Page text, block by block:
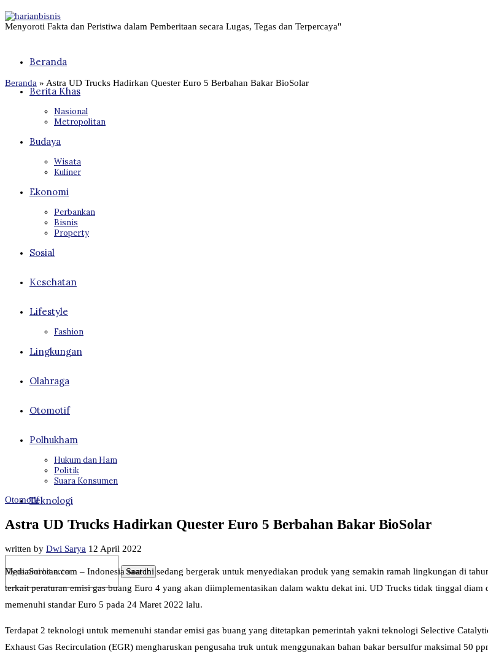
Menyoroti Fakta dan Peristiwa dalam Pemberitaan secara Lugas, Tegas dan Terpercaya"
Beranda
Berita Khas
Nasional
Metropolitan
Budaya
Wisata
Kuliner
Ekonomi
Perbankan
Bisnis
Property
Sosial
Kesehatan
Lifestyle
Fashion
Lingkungan
Olahraga
Otomotif
Polhukham
Hukum dan Ham
Politik
Suara Konsumen
Teknologi
Beranda » Astra UD Trucks Hadirkan Quester Euro 5 Berbahan Bakar BioSolar
Otomotif
Astra UD Trucks Hadirkan Quester Euro 5 Berbahan Bakar BioSolar
written by Dwi Sarya 12 April 2022
MediaSorotan.com – Indonesia saat ini sedang bergerak untuk menyediakan produk yang semakin ramah lingkungan di
terkait peraturan emisi gas buang Euro 4 yang akan diimplementasikan dalam waktu dekat ini. UD Trucks tidak tinggal
memenuhi standar Euro 5 pada 24 Maret 2022 lalu.
Terdapat 2 teknologi untuk memenuhi standar emisi gas buang yang ditetapkan pemerintah yakni teknologi Selective
Exhaust Gas Recirculation (EGR) mengharuskan pengusaha truk untuk menggunakan bahan bakar bersulfur maksimal 50